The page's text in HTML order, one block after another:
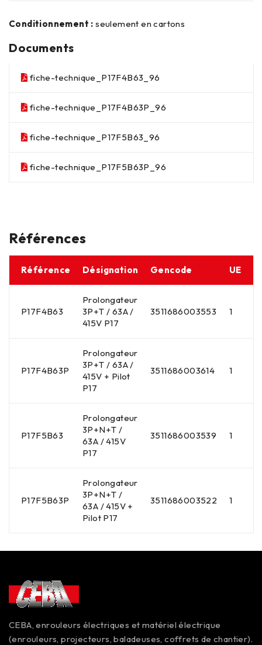
Conditionnement : seulement en cartons
Documents
fiche-technique_P17F4B63_96
fiche-technique_P17F4B63P_96
fiche-technique_P17F5B63_96
fiche-technique_P17F5B63P_96
Références
Référence Désignation Gencode UE
P17F4B63
Prolongateur
3P+T / 63A /
415V P17
3511686003553 1
P17F4B63P
Prolongateur
3P+T / 63A /
415V + Pilot
P17
3511686003614 1
P17F5B63
Prolongateur
3P+N+T /
63A / 415V
P17
3511686003539 1
P17F5B63P
Prolongateur
3P+N+T /
63A / 415V +
Pilot P17
3511686003522 1
CEBA, enrouleurs électriques et matériel électrique
(enrouleurs, projecteurs, baladeuses, coffrets de chantier).